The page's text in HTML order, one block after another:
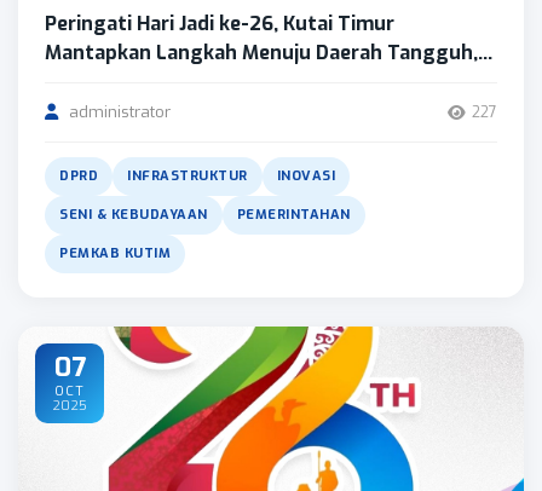
Peringati Hari Jadi ke-26, Kutai Timur
Mantapkan Langkah Menuju Daerah Tangguh,...
administrator 227
DPRD INFRASTRUKTUR INOVASI
SENI & KEBUDAYAAN PEMERINTAHAN
PEMKAB KUTIM
07
OCT
2025